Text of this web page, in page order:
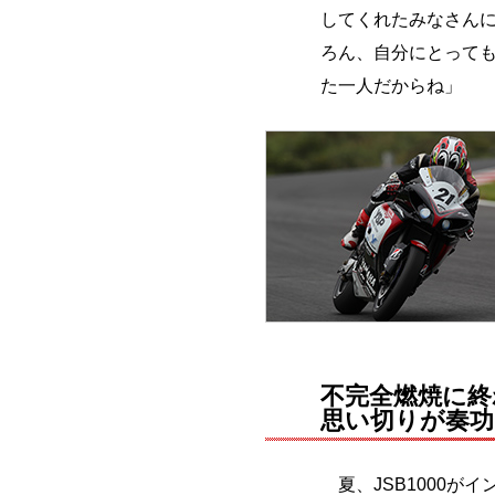
してくれたみなさん
ろん、自分にとって
た一人だからね」
不完全燃焼に
思い切りが奏
夏、JSB1000がイ